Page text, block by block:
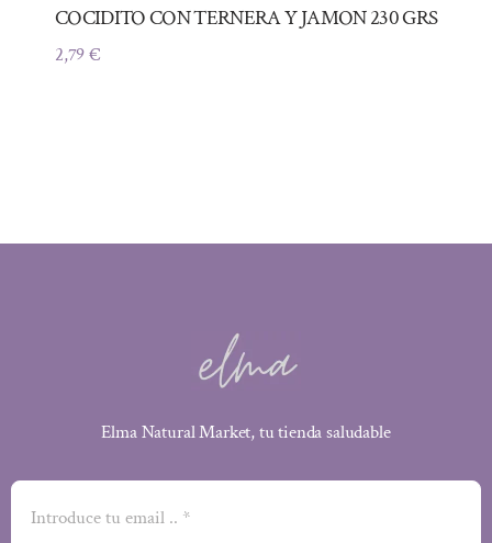
COCIDITO CON TERNERA Y JAMON 230 GRS
2,79€
Elma Natural Market, tu tienda saludable